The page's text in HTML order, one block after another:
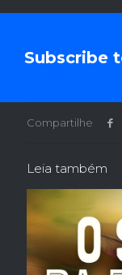
Subscribe
Compartilhe
Leia também